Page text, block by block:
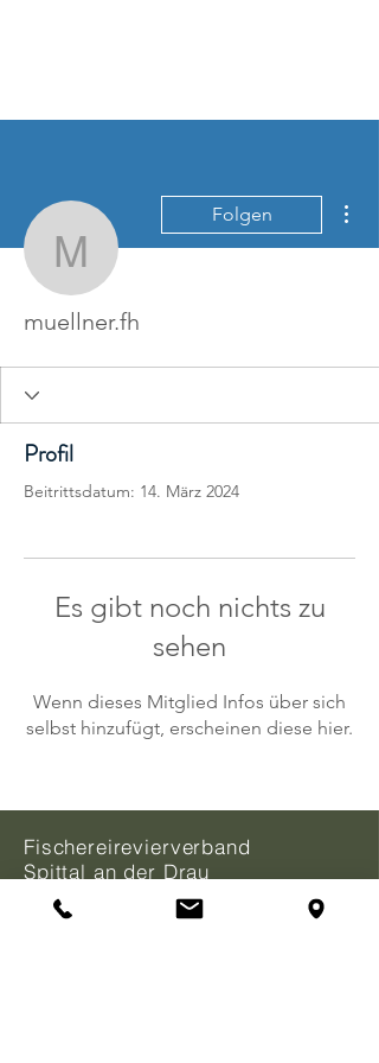
muellner.fh
Folgen
muellner.fh
Profil
Beitrittsdatum: 14. März 2024
Es gibt noch nichts zu
sehen
Wenn dieses Mitglied Infos über sich
selbst hinzufügt, erscheinen diese hier.
Fischereirevierverband
Spittal an der Drau
Burgplatz 6/2